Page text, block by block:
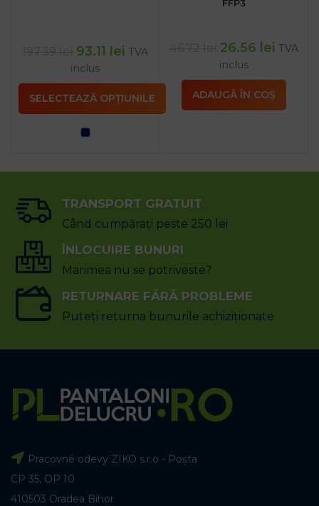
93.11 lei TVA
inclus
SELECTEAZĂ OPȚIUNILE
FFP3
26.56 lei TVA
inclus
ADAUGĂ ÎN COȘ
TRANSPORT GRATUIT
Când cumpărați peste 250 lei
ÎNLOCUIRE BUNURI
Marimea nu se potriveste?
RETURNARE FĂRĂ PROBLEME
Puteți returna bunurile achiziționate
Pracovné odevy ZIKO s.r.o - Poșta
CP 35, OP 10
410503 Oradea Bihor